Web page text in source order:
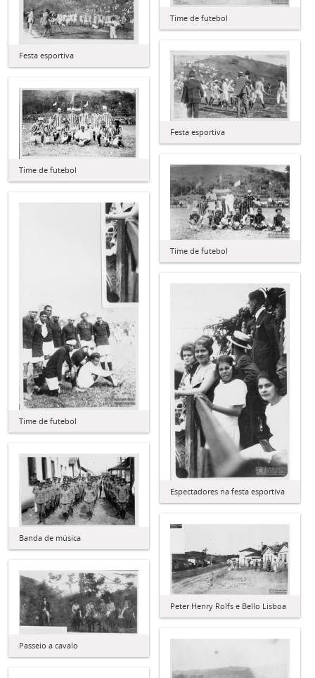
Time de futebol
Festa esportiva
Festa esportiva
Time de futebol
Time de futebol
Time de futebol
Espectadores na festa esportiva
Banda de música
Peter Henry Rolfs e Bello Lisboa
Passeio a cavalo